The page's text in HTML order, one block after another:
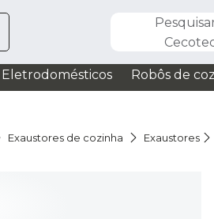
Eletrodomésticos Robôs de
Exaustores de cozinha Exaustores